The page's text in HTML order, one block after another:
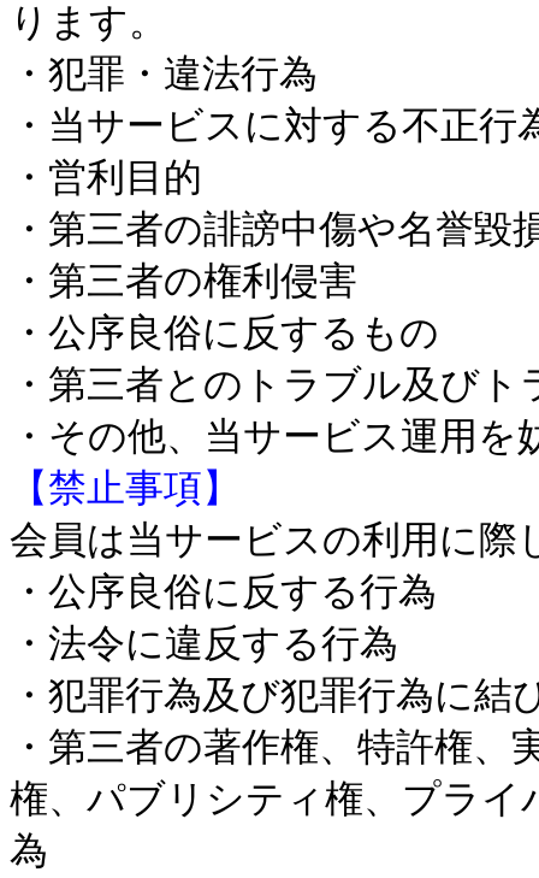
ります。
・犯罪・違法行為
・当サービスに対する不正行
・営利目的
・第三者の誹謗中傷や名誉毀
・第三者の権利侵害
・公序良俗に反するもの
・第三者とのトラブル及び
・その他、当サービス運用を
【禁止事項】
会員は当サービスの利用に際
・公序良俗に反する行為
・法令に違反する行為
・犯罪行為及び犯罪行為に結
・第三者の著作権、特許権、
権、パブリシティ権、プラ
為